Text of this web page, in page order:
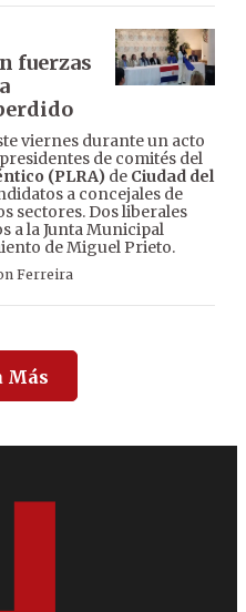
fuerzas
viernes durante un acto
de comités del
(PLRA) de Ciudad del
a concejales de
sectores. Dos liberales
a la Junta Municipal
de Miguel Prieto.
Ferreira
Más